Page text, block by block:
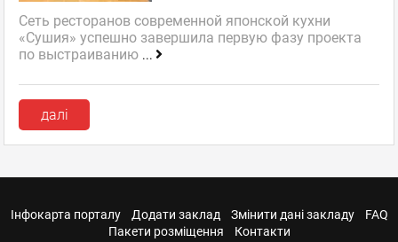
Сеть ресторанов современной японской кухни
«Сушия» успешно завершила первую фазу проекта
по выстраиванию ...
далі
Інфокарта порталу Додати заклад Змінити дані закладу
FAQ
Пакети розміщення
Контакти